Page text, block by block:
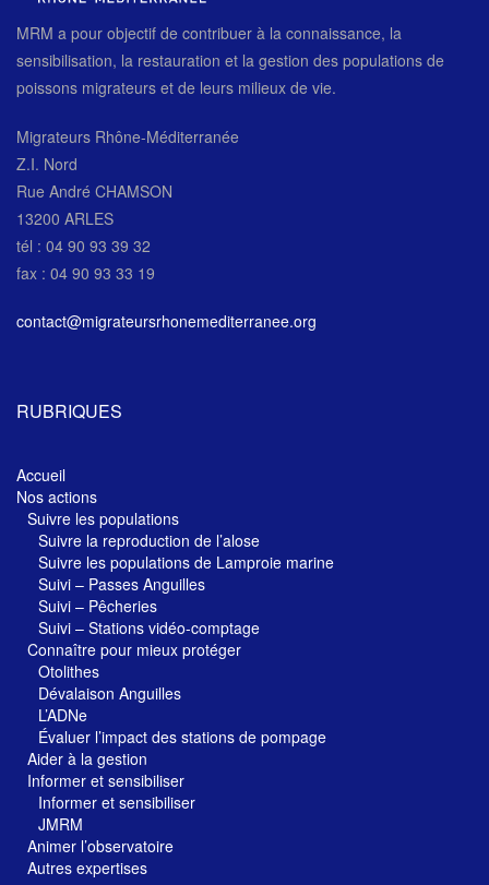
MRM a pour objectif de contribuer à la connaissance, la
sensibilisation, la restauration et la gestion des populations de
poissons migrateurs et de leurs milieux de vie.
Migrateurs Rhône-Méditerranée
Z.I. Nord
Rue André CHAMSON
13200 ARLES
tél : 04 90 93 39 32
fax : 04 90 93 33 19
contact@migrateursrhonemediterranee.org
RUBRIQUES
Accueil
Nos actions
Suivre les populations
Suivre la reproduction de l’alose
Suivre les populations de Lamproie marine
Suivi – Passes Anguilles
Suivi – Pêcheries
Suivi – Stations vidéo-comptage
Connaître pour mieux protéger
Otolithes
Dévalaison Anguilles
L’ADNe
Évaluer l’impact des stations de pompage
Aider à la gestion
Informer et sensibiliser
Informer et sensibiliser
JMRM
Animer l’observatoire
Autres expertises